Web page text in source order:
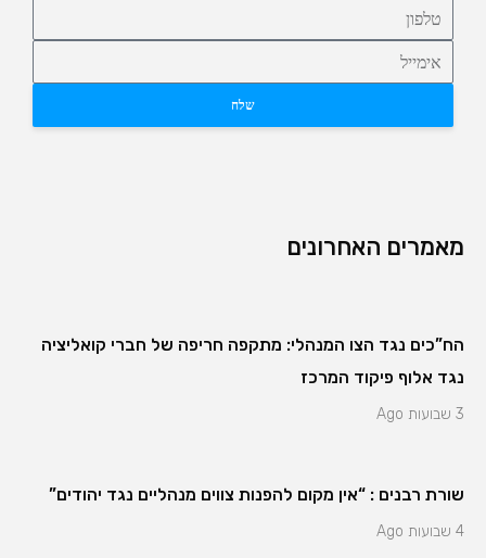
שלח
מאמרים האחרונים
הח”כים נגד הצו המנהלי: מתקפה חריפה של חברי קואליציה
נגד אלוף פיקוד המרכז
3 שבועות Ago
שורת רבנים : “אין מקום להפנות צווים מנהליים נגד יהודים”
4 שבועות Ago